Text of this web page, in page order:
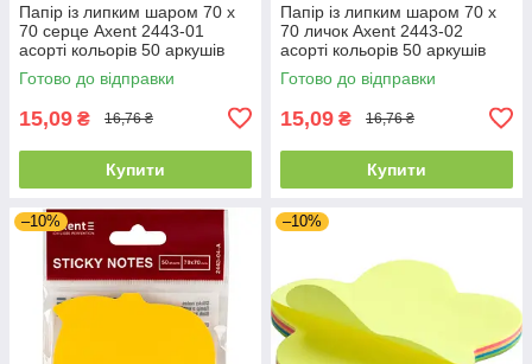
Папір із липким шаром 70 х
70 серце Axent 2443-01
асорті кольорів 50 аркушів
Готово до відправки
15,09 ₴ 16,76 ₴
Купити
Папір із липким шаром 70 х
70 личок Axent 2443-02
асорті кольорів 50 аркушів
Готово до відправки
15,09 ₴ 16,76 ₴
Купити
–10% –10%